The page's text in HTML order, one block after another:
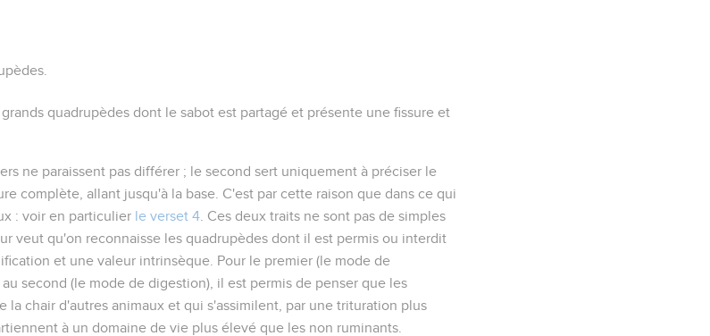
quadrupèdes dont le sabot est partagé et présente une fissure et
ne paraissent pas différer ; le second sert uniquement à préciser le
complète , allant jusqu'à la base. C'est par cette raison que dans ce qui
: voir en particulier le verset 4 . Ces deux traits ne sont pas de simples
veut qu'on reconnaisse les quadrupèdes dont il est permis ou interdit
et une valeur intrinsèque. Pour le premier (le mode de
second (le mode de digestion), il est permis de penser que les
la chair d'autres animaux et qui s'assimilent, par une trituration plus
à un domaine de vie plus élevé que les non ruminants.